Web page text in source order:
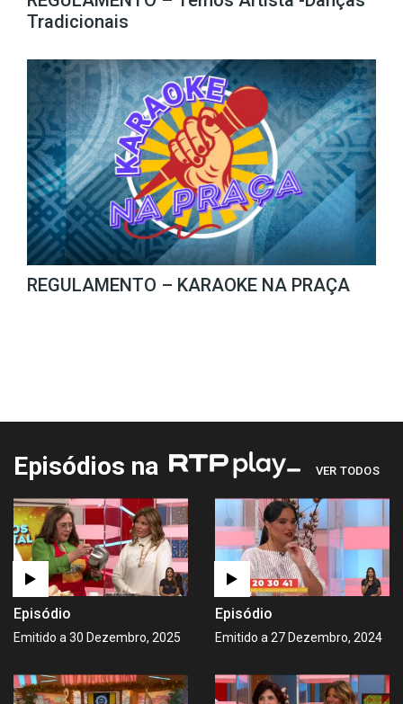
Tradicionais
REGULAMENTO – KARAOKE NA PRAÇA
Episódios na VER TODOS
Episódio
Emitido a 30 Dezembro, 2025
Episódio
Emitido a 27 Dezembro, 2024